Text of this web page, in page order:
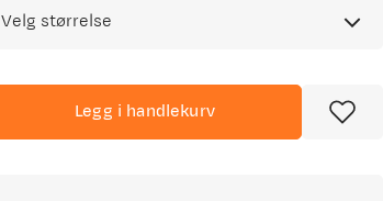
Velg størrelse
Legg i handlekurv